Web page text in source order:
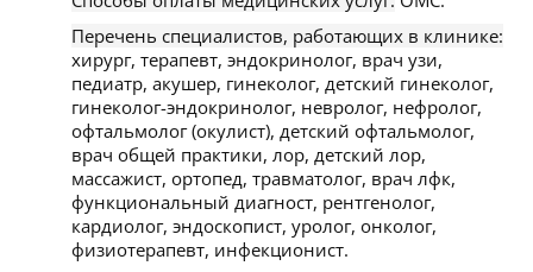
Перечень специалистов, работающих в клинике:
хирург, терапевт, эндокринолог, врач узи,
педиатр, акушер, гинеколог, детский гинеколог,
гинеколог-эндокринолог, невролог, нефролог,
офтальмолог (окулист), детский офтальмолог,
врач общей практики, лор, детский лор,
массажист, ортопед, травматолог, врач лфк,
функциональный диагност, рентгенолог,
кардиолог, эндоскопист, уролог, онколог,
физиотерапевт, инфекционист.